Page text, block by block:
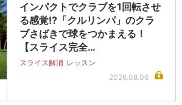
インパクトでクラブを1回転させ
る感覚!?「クルリンパ」のクラ
ブさばきで球をつかまえる！
【スライス完全…
スライス解消 レッスン
2026.08.06